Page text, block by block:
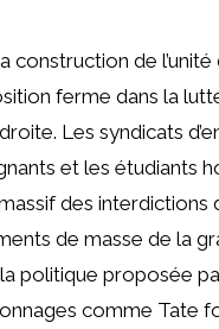
de l’unité
ferme dans la
Les syndicats
et les étudiants
des interdictions
de masse de la
politique proposée
comme Tate